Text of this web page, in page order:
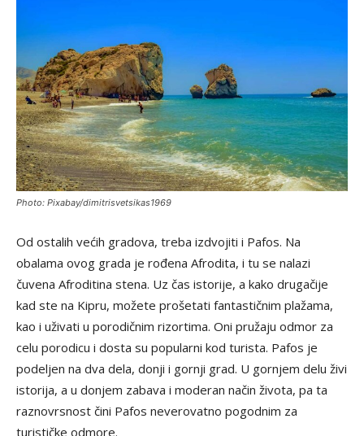
Photo: Pixabay/dimitrisvetsikas1969
Od ostalih većih gradova, treba izdvojiti i Pafos. Na
obalama ovog grada je rođena Afrodita, i tu se nalazi
čuvena Afroditina stena. Uz čas istorije, a kako drugačije
kad ste na Kipru, možete prošetati fantastičnim plažama,
kao i uživati u porodičnim rizortima. Oni pružaju odmor za
celu porodicu i dosta su popularni kod turista. Pafos je
podeljen na dva dela, donji i gornji grad. U gornjem delu živi
istorija, a u donjem zabava i moderan način života, pa ta
raznovrsnost čini Pafos neverovatno pogodnim za
turističke odmore.